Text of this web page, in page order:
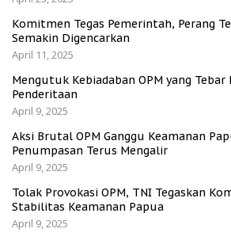
Komitmen Tegas Pemerintah, Perang
Semakin Digencarkan
April 11, 2025
Mengutuk Kebiadaban OPM yang
Penderitaan
April 9, 2025
Aksi Brutal OPM Ganggu Keamanan
Penumpasan Terus Mengalir
April 9, 2025
Tolak Provokasi OPM, TNI Tegaskan
Stabilitas Keamanan Papua
April 9, 2025